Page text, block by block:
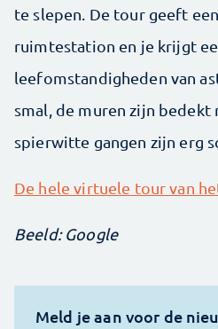
te slepen. De tour geeft
ruimtestation en je krijgt
leefomstandigheden van
smal, de muren zijn bedekt
spierwitte gangen zijn erg
De hele virtuele tour van
Beeld: Google
Meld je aan voor de